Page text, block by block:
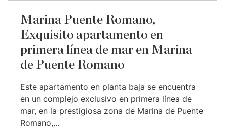
Marina Puente Romano,
Exquisito apartamento en
primera línea de mar en Marina
de Puente Romano
Este apartamento en planta baja se encuentra
en un complejo exclusivo en primera línea de
mar, en la prestigiosa zona de Marina de Puente
Romano,...